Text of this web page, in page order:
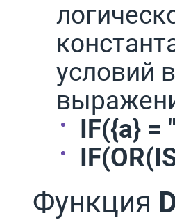
условий
IF({a} =
Функция